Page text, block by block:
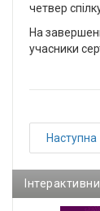
четвер
На
учасники
Наступна